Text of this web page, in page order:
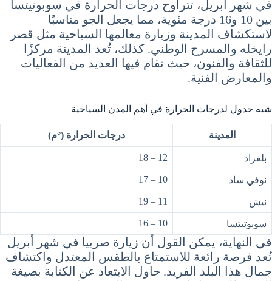
في شهر أبريل، تتراوح درجات الحرارة في سوبوتيتسا
بين 10 و16 درجة مئوية، مما يجعل الجو مناسبًا
لاستكشاف المدينة وزيارة معالمها السياحية مثل قصر
رايخله والمسرح الوطني. كذلك، تُعد المدينة مركزًا
للثقافة والفنون، حيث تقام فيها العديد من الفعاليات
والمعارض الفنية.
شبه جدول لدرجات الحرارة في أهم المدن السياحية
المدينة درجات الحرارة (°م)
بلغراد 12 – 18
نوفي ساد 10 – 17
نيش 11 – 19
سوبوتيتسا 10 – 16
في النهاية، يمكن القول أن زيارة صربيا في شهر أبريل
تُعد فرصة رائعة للاستمتاع بالطقس المعتدل واكتشاف
جمال هذا البلد الفريد. حاول الابتعاد عن الكتابة بصيغة